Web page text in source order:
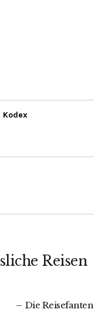
Reisen
Die Reisefanten